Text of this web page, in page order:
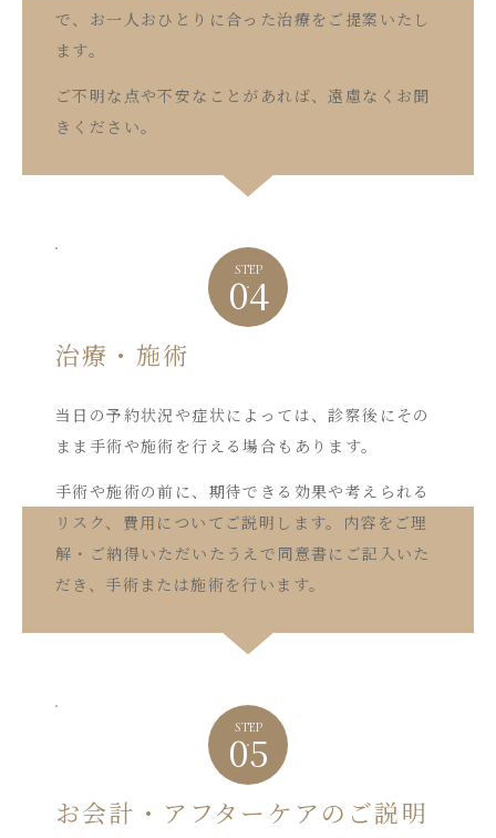
で、お一人おひとりに合った治療をご提案いたし
ます。
ご不明な点や不安なことがあれば、遠慮なくお聞
きください。
STEP
04
治療・施術
当日の予約状況や症状によっては、診察後にその
まま手術や施術を行える場合もあります。
手術や施術の前に、期待できる効果や考えられる
リスク、費用についてご説明します。内容をご理
解・ご納得いただいたうえで同意書にご記入いた
だき、手術または施術を行います。
STEP
05
お会計・アフターケアのご説明